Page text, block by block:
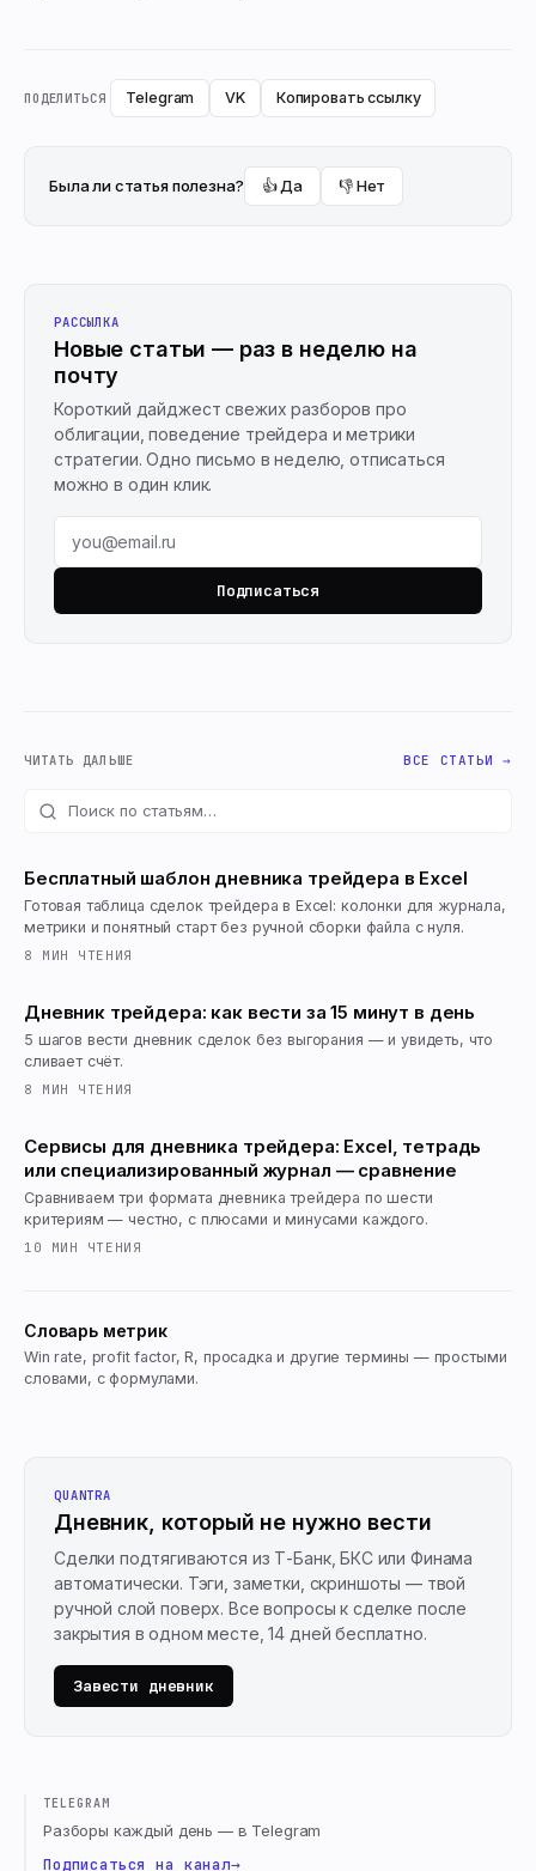
ПОДЕЛИТЬСЯ Telegram VK Копировать ссылку
Была ли статья полезна? 👍 Да 👎 Нет
РАССЫЛКА
Новые статьи — раз в неделю на
почту
Короткий дайджест свежих разборов про
облигации, поведение трейдера и метрики
стратегии. Одно письмо в неделю, отписаться
можно в один клик.
Подписаться
ЧИТАТЬ ДАЛЬШЕ ВСЕ СТАТЬИ →
Бесплатный шаблон дневника трейдера в Excel
Готовая таблица сделок трейдера в Excel: колонки для журнала,
метрики и понятный старт без ручной сборки файла с нуля.
8 МИН ЧТЕНИЯ
Дневник трейдера: как вести за 15 минут в день
5 шагов вести дневник сделок без выгорания — и увидеть, что
сливает счёт.
8 МИН ЧТЕНИЯ
Сервисы для дневника трейдера: Excel, тетрадь
или специализированный журнал — сравнение
Сравниваем три формата дневника трейдера по шести
критериям — честно, с плюсами и минусами каждого.
10 МИН ЧТЕНИЯ
Словарь метрик
Win rate, profit factor, R, просадка и другие термины — простыми
словами, с формулами.
QUANTRA
Дневник, который не нужно вести
Сделки подтягиваются из Т-Банк, БКС или Финама
автоматически. Тэги, заметки, скриншоты — твой
ручной слой поверх. Все вопросы к сделке после
закрытия в одном месте, 14 дней бесплатно.
Завести дневник
TELEGRAM
Разборы каждый день — в Telegram
Подписаться на канал→